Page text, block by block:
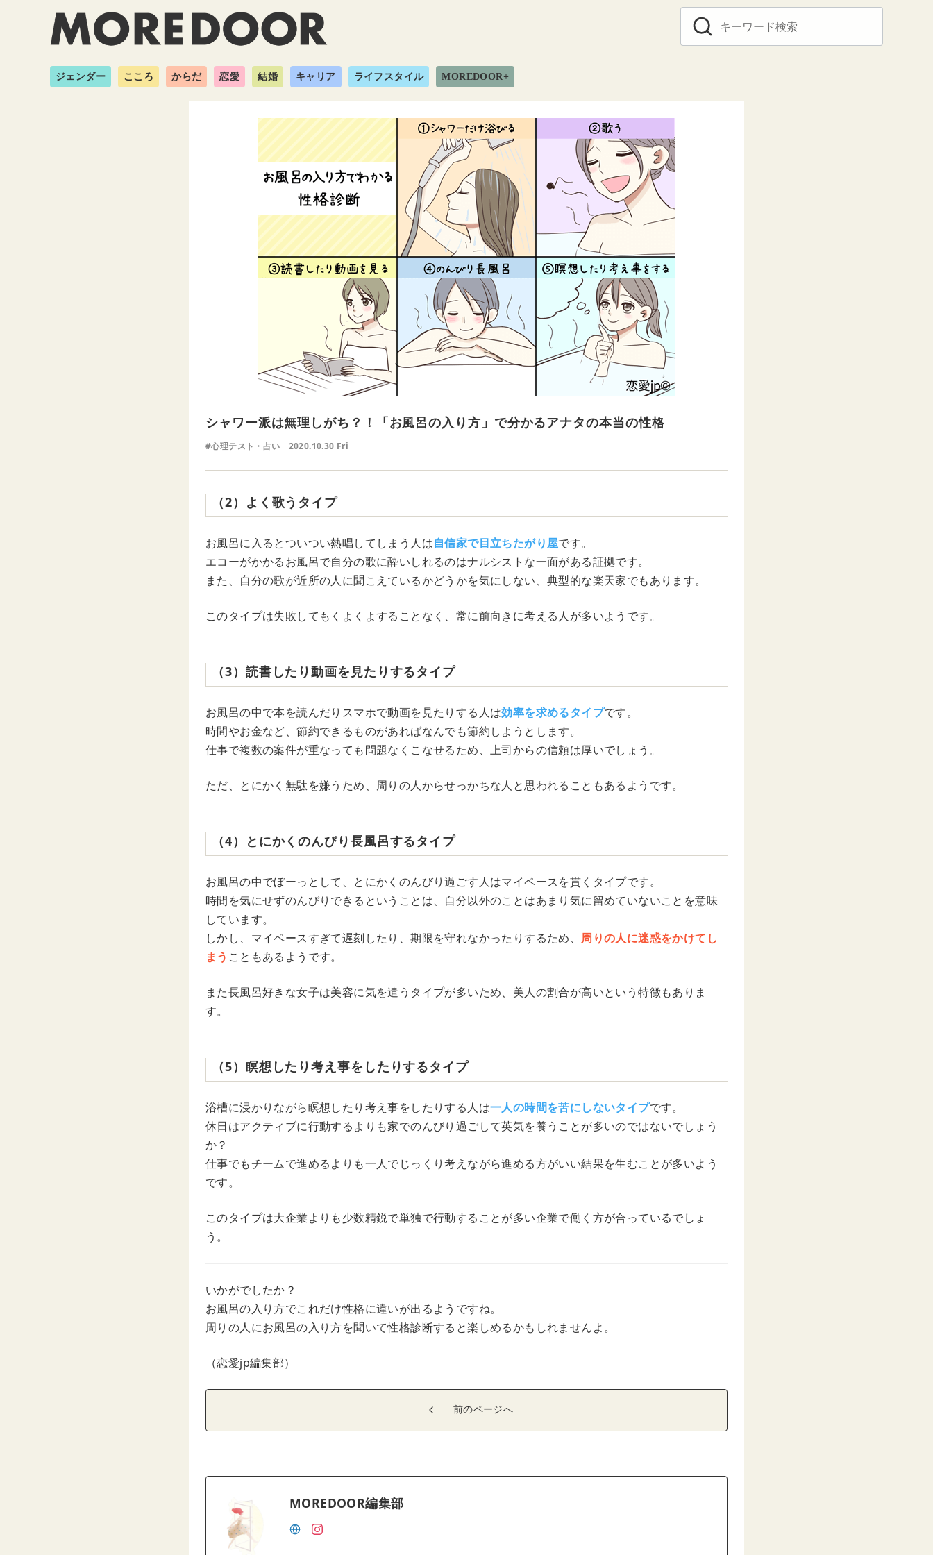
ジェンダー こころ からだ 恋愛 結婚 キャリア ライフスタイル MOREDOOR+
シャワー派は無理しがち？！「お風呂の入り方」で分かるアナタの本当の性格
#心理テスト・占い 2020.10.30 Fri
（2）よく歌うタイプ
お風呂に入るとついつい熱唱してしまう人は自信家で目立ちたがり屋です。
エコーがかかるお風呂で自分の歌に酔いしれるのはナルシストな一面がある証拠です。
また、自分の歌が近所の人に聞こえているかどうかを気にしない、典型的な楽天家でもあります。
このタイプは失敗してもくよくよすることなく、常に前向きに考える人が多いようです。
（3）読書したり動画を見たりするタイプ
お風呂の中で本を読んだりスマホで動画を見たりする人は効率を求めるタイプです。
時間やお金など、節約できるものがあればなんでも節約しようとします。
仕事で複数の案件が重なっても問題なくこなせるため、上司からの信頼は厚いでしょう。
ただ、とにかく無駄を嫌うため、周りの人からせっかちな人と思われることもあるようです。
（4）とにかくのんびり長風呂するタイプ
お風呂の中でぼーっとして、とにかくのんびり過ごす人はマイペースを貫くタイプです。
時間を気にせずのんびりできるということは、自分以外のことはあまり気に留めていないことを意味
しています。
しかし、マイペースすぎて遅刻したり、期限を守れなかったりするため、周りの人に迷惑をかけてし
まう こともあるようです。
また長風呂好きな女子は美容に気を遣うタイプが多いため、美人の割合が高いという特徴もありま
す。
（5）瞑想したり考え事をしたりするタイプ
浴槽に浸かりながら瞑想したり考え事をしたりする人は一人の時間を苦にしないタイプです。
休日はアクティブに行動するよりも家でのんびり過ごして英気を養うことが多いのではないでしょう
か？
仕事でもチームで進めるよりも一人でじっくり考えながら進める方がいい結果を生むことが多いよう
です。
このタイプは大企業よりも少数精鋭で単独で行動することが多い企業で働く方が合っているでしょ
う。
いかがでしたか？
お風呂の入り方でこれだけ性格に違いが出るようですね。
周りの人にお風呂の入り方を聞いて性格診断すると楽しめるかもしれませんよ。
（恋愛jp編集部）
前のページへ
MOREDOOR編集部